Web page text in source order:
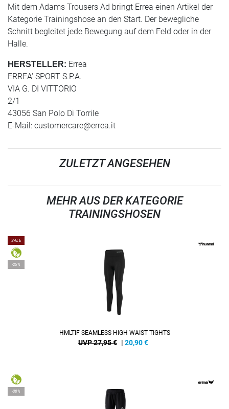
Mit dem Adams Trousers Ad bringt Errea einen Artikel der
Kategorie Trainingshose an den Start. Der bewegliche
Schnitt begleitet jede Bewegung auf dem Feld oder in der
Halle.
HERSTELLER: Errea
ERREA' SPORT S.P.A.
VIA G. DI VITTORIO
2/1
43056 San Polo Di Torrile
E-Mail: customercare@errea.it
ZULETZT ANGESEHEN
MEHR AUS DER KATEGORIE
TRAININGSHOSEN
SALE
-25%
HMLTIF SEAMLESS HIGH WAIST TIGHTS
UVP 27,95 € | 20,90€
-38%